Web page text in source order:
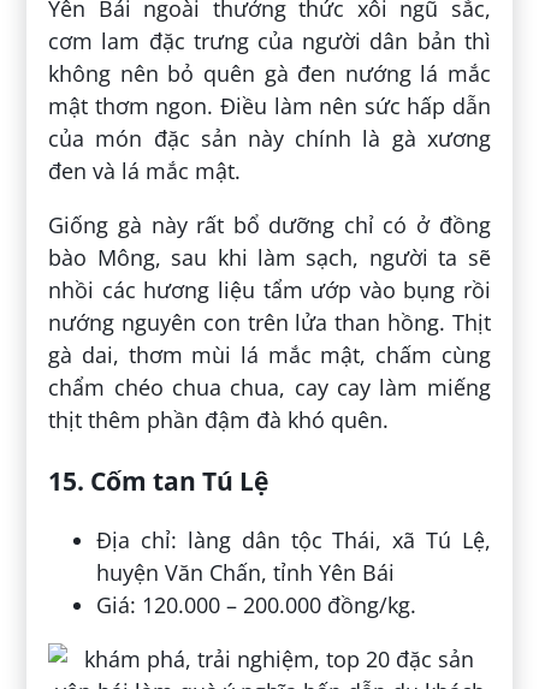
Yên Bái ngoài thưởng thức xôi ngũ sắc,
cơm lam đặc trưng của người dân bản thì
không nên bỏ quên gà đen nướng lá mắc
mật thơm ngon. Điều làm nên sức hấp dẫn
của món đặc sản này chính là gà xương
đen và lá mắc mật.
Giống gà này rất bổ dưỡng chỉ có ở đồng
bào Mông, sau khi làm sạch, người ta sẽ
nhồi các hương liệu tẩm ướp vào bụng rồi
nướng nguyên con trên lửa than hồng. Thịt
gà dai, thơm mùi lá mắc mật, chấm cùng
chẩm chéo chua chua, cay cay làm miếng
thịt thêm phần đậm đà khó quên.
15. Cốm tan Tú Lệ
Địa chỉ: làng dân tộc Thái, xã Tú Lệ,
huyện Văn Chấn, tỉnh Yên Bái
Giá: 120.000 – 200.000 đồng/kg.